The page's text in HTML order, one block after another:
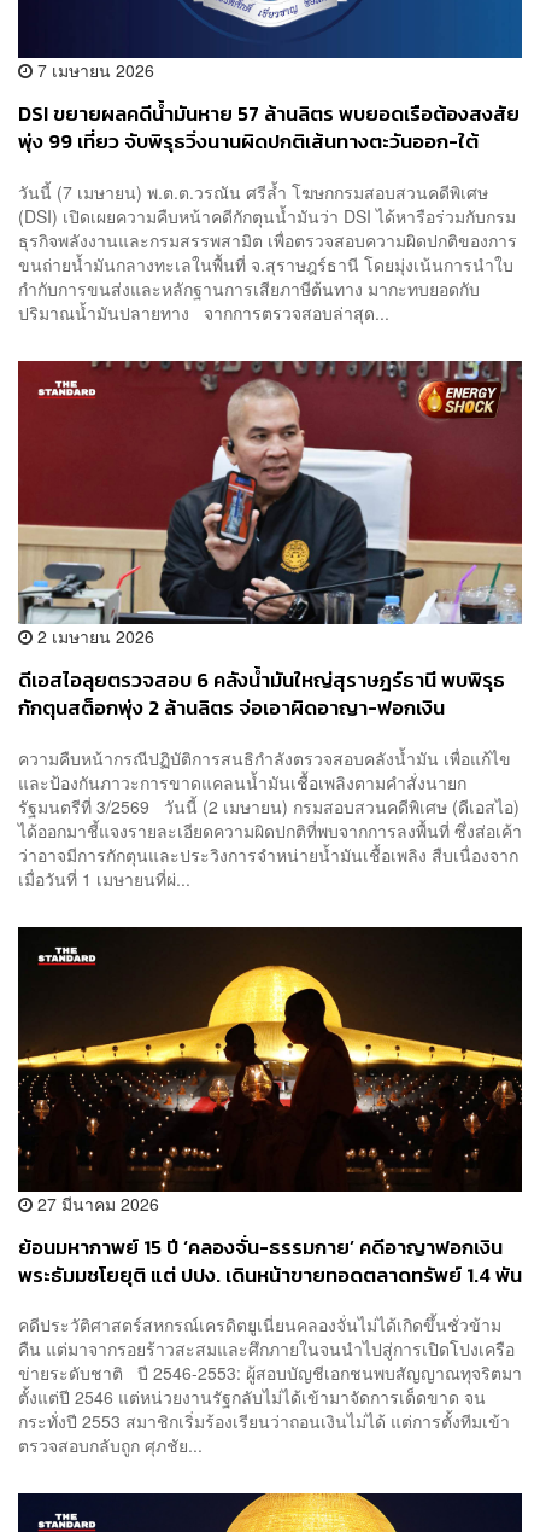
7 เมษายน 2026
DSI ขยายผลคดีน้ำมันหาย 57 ล้านลิตร พบยอดเรือต้องสงสัย
พุ่ง 99 เที่ยว จับพิรุธวิ่งนานผิดปกติเส้นทางตะวันออก-ใต้
วันนี้ (7 เมษายน) พ.ต.ต.วรณัน ศรีล้ำ โฆษกกรมสอบสวนคดีพิเศษ
(DSI) เปิดเผยความคืบหน้าคดีกักตุนน้ำมันว่า DSI ได้หารือร่วมกับกรม
ธุรกิจพลังงานและกรมสรรพสามิต เพื่อตรวจสอบความผิดปกติของการ
ขนถ่ายน้ำมันกลางทะเลในพื้นที่ จ.สุราษฎร์ธานี โดยมุ่งเน้นการนำใบ
กำกับการขนส่งและหลักฐานการเสียภาษีต้นทาง มากะทบยอดกับ
ปริมาณน้ำมันปลายทาง จากการตรวจสอบล่าสุด...
2 เมษายน 2026
ดีเอสไอลุยตรวจสอบ 6 คลังน้ำมันใหญ่สุราษฎร์ธานี พบพิรุธ
กักตุนสต็อกพุ่ง 2 ล้านลิตร จ่อเอาผิดอาญา-ฟอกเงิน
ความคืบหน้ากรณีปฏิบัติการสนธิกำลังตรวจสอบคลังน้ำมัน เพื่อแก้ไข
และป้องกันภาวะการขาดแคลนน้ำมันเชื้อเพลิงตามคำสั่งนายก
รัฐมนตรีที่ 3/2569 วันนี้ (2 เมษายน) กรมสอบสวนคดีพิเศษ (ดีเอสไอ)
ได้ออกมาชี้แจงรายละเอียดความผิดปกติที่พบจากการลงพื้นที่ ซึ่งส่อเค้า
ว่าอาจมีการกักตุนและประวิงการจำหน่ายน้ำมันเชื้อเพลิง สืบเนื่องจาก
เมื่อวันที่ 1 เมษายนที่ผ่...
27 มีนาคม 2026
ย้อนมหากาพย์ 15 ปี ‘คลองจั่น-ธรรมกาย’ คดีอาญาฟอกเงิน
พระธัมมชโยยุติ แต่ ปปง. เดินหน้าขายทอดตลาดทรัพย์ 1.4 พัน
คดีประวัติศาสตร์สหกรณ์เครดิตยูเนี่ยนคลองจั่นไม่ได้เกิดขึ้นชั่วข้าม
คืน แต่มาจากรอยร้าวสะสมและศึกภายในจนนำไปสู่การเปิดโปงเครือ
ข่ายระดับชาติ ปี 2546-2553: ผู้สอบบัญชีเอกชนพบสัญญาณทุจริตมา
ตั้งแต่ปี 2546 แต่หน่วยงานรัฐกลับไม่ได้เข้ามาจัดการเด็ดขาด จน
กระทั่งปี 2553 สมาชิกเริ่มร้องเรียนว่าถอนเงินไม่ได้ แต่การตั้งทีมเข้า
ตรวจสอบกลับถูก ศุภชัย...